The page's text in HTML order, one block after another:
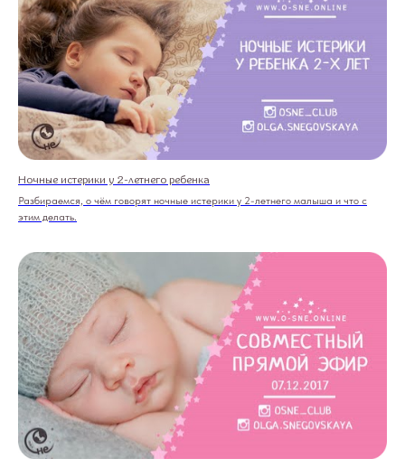
Ночные истерики у 2-летнего ребенка
Разбираемся, о чём говорят ночные истерики у 2-летнего малыша и что с
этим делать.